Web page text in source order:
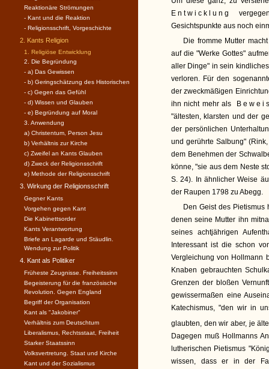
Entwicklung
Gesichtspunkte aus noch
Die fromme Mutter
auf die "Werke Gottes"
aller Dinge" in sein
verloren. Für den
der zweckmäßigen
ihn nicht mehr als
"ältesten, klarsten und der
der persönlichen
und gerührte Salbung"
dem Benehmen der
könne, "sie aus dem Neste
S. 24). In ähnlicher Weise
der Raupen 1798 zu Abegg.
Den Geist des Pietismus
denen seine Mutter ihn
seines achtjährigen
Interessant ist die schon
Vergleichung von Hollmann
Knaben gebrauchten
Grenzen der bloßen
gewissermaßen eine
Katechismus, "den wir in
glaubten, den wir aber, je
Dagegen muß Hollmanns
lutherischen Pietismus
wissen, dass er in der
Reaktionäre Strömungen
- Kant und die Reaktion
- Religionsschrift, Vorgeschichte
2. Kants Religion
1. Religiöse Entwicklung
2. Die Begründung
- a) Das Gewissen
- b) Geringschätzung des Historischen
- c) Gegen das Gefühl
- d) Wissen und Glauben
- e) Begründung auf Moral
3. Anwendung
a) Christentum, Person Jesu
b) Verhältnis zur Kirche
c) Zweifel an Kants Glauben
d) Zweck der Religionsschrift
e) Methode der Religionsschrift
3. Wirkung der Religionsschrift
Gegner Kants
Vorgehen gegen Kant
Die Kabinettsorder
Kants Verantwortung
Briefe an Lagarde und Stäudlin.
Wendung zur Politik
4. Kant als Politiker
Früheste Zeugnisse. Freiheitssinn
Begeisterung für die französische
Revolution. Gegen England
Begriff der Organisation
Kant als "Jakobiner"
Verhältnis zum Deutschtum
Liberalismus, Rechtsstaat, Freiheit
Starker Staatssinn
Volksvertretung. Staat und Kirche
Kant und der Sozialismus